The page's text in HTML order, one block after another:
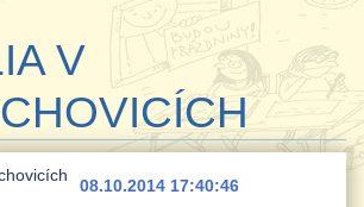
V
08.10.2014 17:40:46